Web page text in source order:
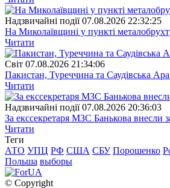
Надзвичайні події 07.08.2026 22:32:25
На Миколаївщині у пункті
Читати
Свiт 07.08.2026 21:34:06
Пакистан, Туреччина та Саудівська
Читати
Надзвичайні події 07.08.2026 20:36:03
За екссекретаря МЗС Банькова внесли
Читати
Теги
АТО УПЦ РФ США СБУ Порошенко
Польша выборы
© Copyright